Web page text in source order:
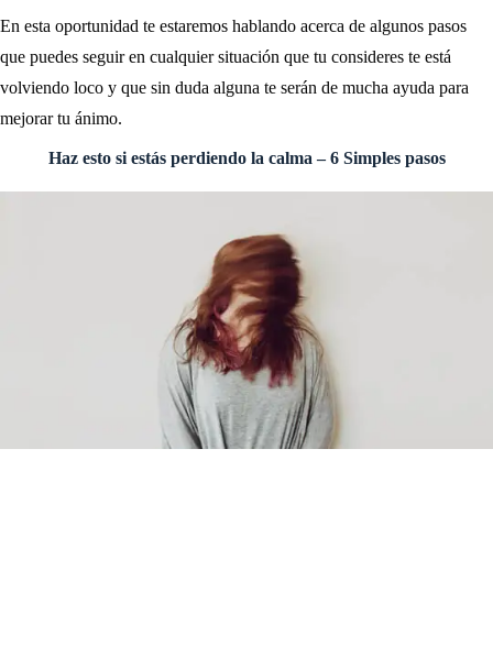
En esta oportunidad te estaremos hablando acerca de algunos pasos
que puedes seguir en cualquier situación que tu consideres te está
volviendo loco y que sin duda alguna te serán de mucha ayuda para
mejorar tu ánimo.
Haz esto si estás perdiendo la calma – 6 Simples pasos